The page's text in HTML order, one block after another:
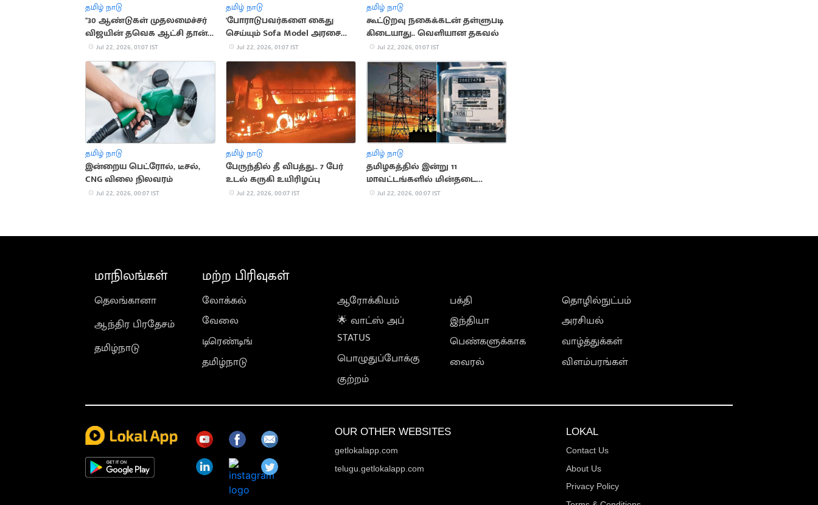
தமிழ் நாடு
"30 ஆண்டுகள் முதலமைச்சர்
விஜயின் தவெக ஆட்சி தான்"..
இயக்குநர் ஆர்.வி. உதயகுமார்
Jul 22, 2026, 01:07 IST
தமிழ் நாடு
'போராடுபவர்களை கைது
செய்யும் Sofa Model அரசை
கண்டிக்கிறேன்'.. உதயநிதி
Jul 22, 2026, 01:07 IST
தமிழ் நாடு
கூட்டுறவு நகைக்கடன் தள்ளுபடி
கிடையாது.. வெளியான தகவல்
Jul 22, 2026, 01:07 IST
தமிழ் நாடு
இன்றைய பெட்ரோல், டீசல்,
CNG விலை நிலவரம்
Jul 22, 2026, 00:07 IST
தமிழ் நாடு
பேருந்தில் தீ விபத்து.. 7 பேர்
உடல் கருகி உயிரிழப்பு
Jul 22, 2026, 00:07 IST
தமிழ் நாடு
தமிழகத்தில் இன்று 11
மாவட்டங்களில் மின்தடை
அறிவிப்பு
Jul 22, 2026, 00:07 IST
மாநிலங்கள்
தெலங்கானா
ஆந்திர பிரதேசம்
தமிழ்நாடு
மற்ற பிரிவுகள்
லோக்கல்
வேலை
டிரெண்டிங்
தமிழ்நாடு
ஆரோக்கியம்
🌟 வாட்ஸ் அப்
STATUS
பொழுதுப்போக்கு
குற்றம்
பக்தி
இந்தியா
பெண்களுக்காக
வைரல்
தொழில்நுட்பம்
அரசியல்
வாழ்த்துக்கள்
விளம்பரங்கள்
OUR OTHER WEBSITES
getlokalapp.com
telugu.getlokalapp.com
LOKAL
Contact Us
About Us
Privacy Policy